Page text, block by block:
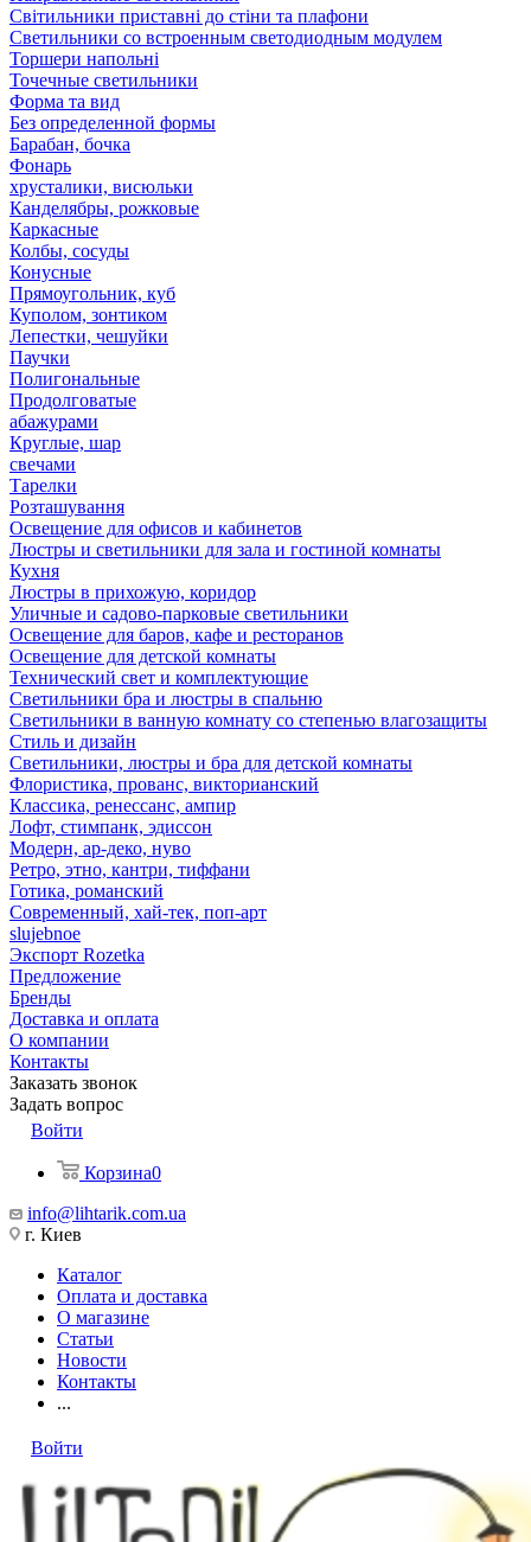
Світильники приставні до стіни та плафони
Светильники со встроенным светодиодным модулем
Торшери напольні
Точечные светильники
Форма та вид
Без определенной формы
Барабан, бочка
Фонарь
хрусталики, висюльки
Канделябры, рожковые
Каркасные
Колбы, сосуды
Конусные
Прямоугольник, куб
Куполом, зонтиком
Лепестки, чешуйки
Паучки
Полигональные
Продолговатые
абажурами
Круглые, шар
свечами
Тарелки
Розташування
Освещение для офисов и кабинетов
Люстры и светильники для зала и гостиной комнаты
Кухня
Люстры в прихожую, коридор
Уличные и садово-парковые светильники
Освещение для баров, кафе и ресторанов
Освещение для детской комнаты
Технический свет и комплектующие
Светильники бра и люстры в спальню
Светильники в ванную комнату со степенью влагозащиты
Стиль и дизайн
Светильники, люстры и бра для детской комнаты
Флористика, прованс, викторианский
Классика, ренессанс, ампир
Лофт, стимпанк, эдиссон
Модерн, ар-деко, нуво
Ретро, этно, кантри, тиффани
Готика, романский
Современный, хай-тек, поп-арт
slujebnoe
Экспорт Rozetka
Предложение
Бренды
Доставка и оплата
О компании
Контакты
Заказать звонок
Задать вопрос
Войти
Корзина0
info@lihtarik.com.ua
г. Киев
Каталог
Оплата и доставка
О магазине
Статьи
Новости
Контакты
...
Войти